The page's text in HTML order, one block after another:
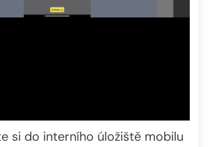
si do interního úložiště mobilu